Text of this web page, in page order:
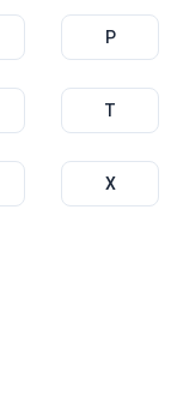
P
T
X